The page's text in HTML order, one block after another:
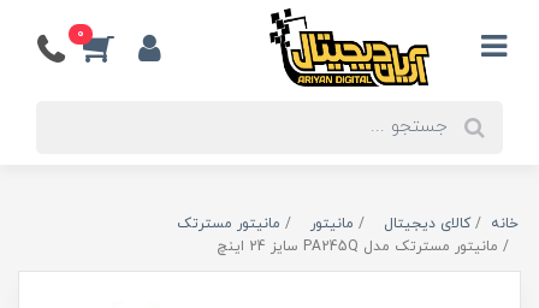
0
خانه کالای دیجیتال مانیتور
مانیتور مسترتک
مانیتور مسترتک مدل PA245Q سایز 24 اینچ